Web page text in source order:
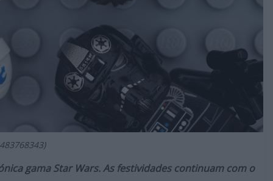
gama Star Wars. As festividades continuam com o